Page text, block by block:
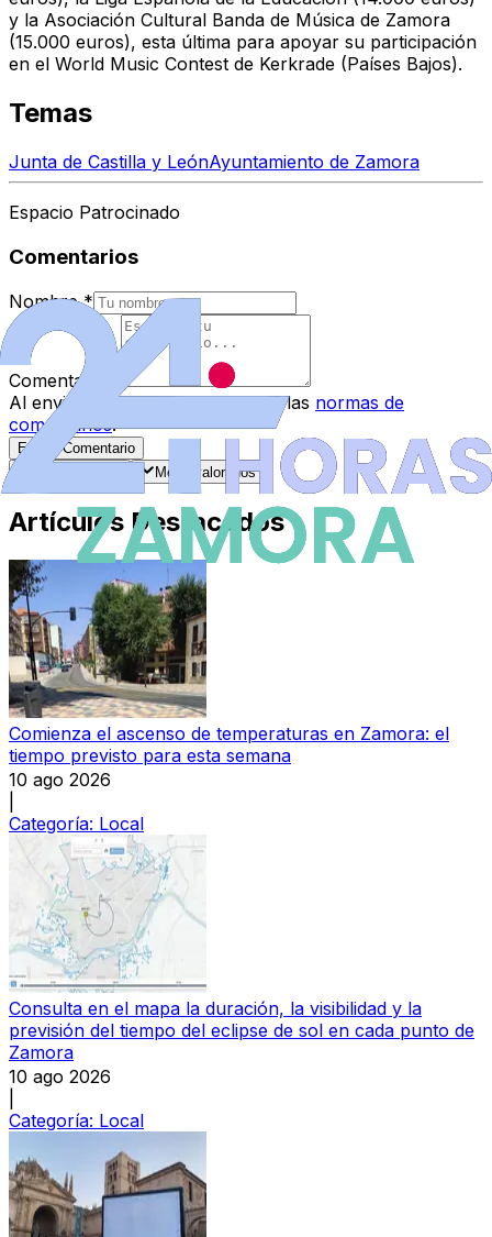
y la Asociación Cultural Banda de Música de Zamora
(15.000 euros), esta última para apoyar su participación
en el World Music Contest de Kerkrade (Países Bajos).
Temas
Junta de Castilla y LeónAyuntamiento de Zamora
Espacio Patrocinado
Comentarios
Nombre *
Comentario
Al enviar tu comentario, aceptas las normas de
comentarios.
Enviar Comentario
Mejor valorados
Artículos Destacados
Comienza el ascenso de temperaturas en Zamora: el
tiempo previsto para esta semana
10 ago 2026
Categoría: Local
Consulta en el mapa la duración, la visibilidad y la
previsión del tiempo del eclipse de sol en cada punto de
Zamora
10 ago 2026
Categoría: Local